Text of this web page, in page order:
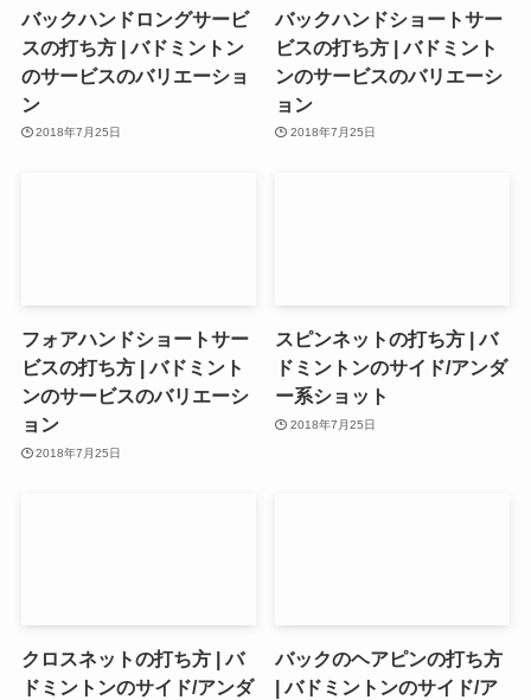
バックハンドロングサービ
スの打ち方 | バドミントン
のサービスのバリエーショ
ン
2018年7月25日
バックハンドショートサー
ビスの打ち方 | バドミント
ンのサービスのバリエーシ
ョン
2018年7月25日
フォアハンドショートサー
ビスの打ち方 | バドミント
ンのサービスのバリエーシ
ョン
2018年7月25日
スピンネットの打ち方 | バ
ドミントンのサイド/アンダ
ー系ショット
2018年7月25日
クロスネットの打ち方 | バ
ドミントンのサイド/アンダ
バックのヘアピンの打ち方
| バドミントンのサイド/ア